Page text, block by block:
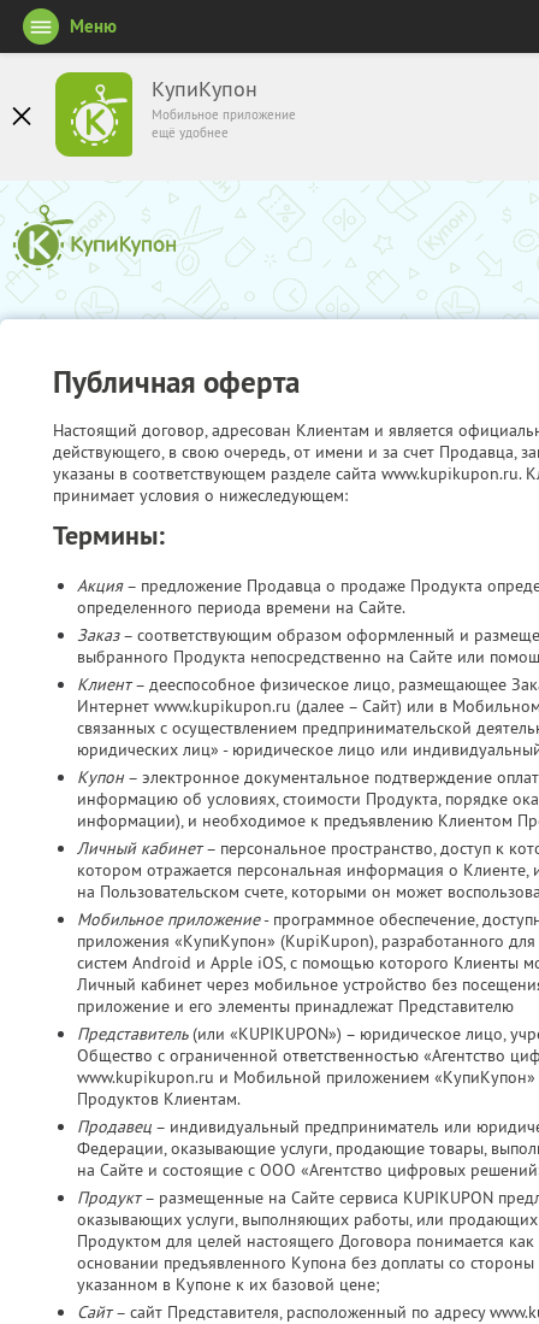
КупиКупон
Мобильное приложение
ещё удобнее
Меню
Публичная оферта
Настоящий договор, адресован Клиентам и является
действующего, в свою очередь, от имени и за счет Продавца,
указаны в соответствующем разделе сайта www.kupikupon.ru.
принимает условия о нижеследующем:
Термины:
Акция– предложение Продавца о продаже Продукта
определенного периода времени на Сайте.
Заказ– соответствующим образом оформленный и
выбранного Продукта непосредственно на Сайте или
Клиент– дееспособное физическое лицо, размещающее
Интернет www.kupikupon.ru (далее – Сайт) или в
связанных с осуществлением предпринимательской
юридических лиц» - юридическое лицо или
Купон – электронное документальное подтверждение
информацию об условиях, стоимости Продукта, порядке
информации), и необходимое к предъявлению Клиентом
Личный кабинет– персональное пространство, доступ к
котором отражается персональная информация о Клиенте,
на Пользовательском счете, которыми он может
Мобильное приложение- программное обеспечение,
приложения «КупиКупон» (KupiKupon), разработанного
систем Android и Apple iOS, с помощью которого Клиенты
Личный кабинет через мобильное устройство без
приложение и его элементы принадлежат Представителю
Представитель(или «KUPIKUPON») – юридическое лицо,
Общество с ограниченной ответственностью «Агентство
www.kupikupon.ru и Мобильной приложением
Продуктов Клиентам.
Продавец – индивидуальный предприниматель или
Федерации, оказывающие услуги, продающие товары,
на Сайте и состоящие с ООО «Агентство цифровых
Продукт– размещенные на Сайте сервиса KUPIKUPON
оказывающих услуги, выполняющих работы, или
Продуктом для целей настоящего Договора понимается
основании предъявленного Купона без доплаты со
указанном в Купоне к их базовой цене;
Сайт– сайт Представителя, расположенный по адресу